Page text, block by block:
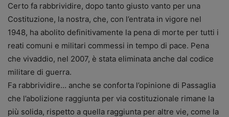
Certo fa rabbrividire, dopo tanto giusto vanto per una
Costituzione, la nostra, che, con l’entrata in vigore nel
1948, ha abolito definitivamente la pena di morte per tutti i
reati comuni e militari commessi in tempo di pace. Pena
che vivaddio, nel 2007, è stata eliminata anche dal codice
militare di guerra.
Fa rabbrividire… anche se conforta l’opinione di Passaglia
che l’abolizione raggiunta per via costituzionale rimane la
più solida, rispetto a quella raggiunta per altre vie, come la